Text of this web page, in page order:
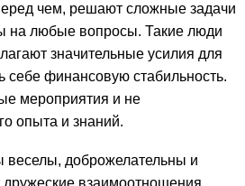
чем, решают сложные задачи
на любые вопросы. Такие люди
значительные усилия для
себе финансовую стабильность.
мероприятия и не
опыта и знаний.
веселы, доброжелательны и
взаимоотношения.